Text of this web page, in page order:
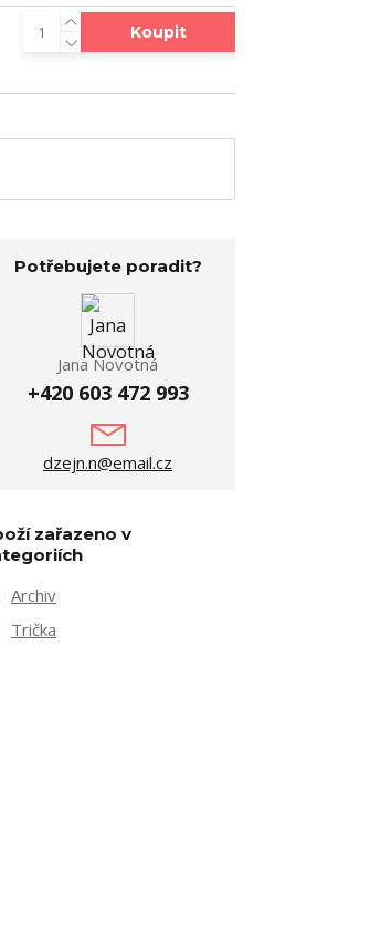
Koupit
Potřebujete poradit?
Jana Novotná
+420 603 472 993
dzejn.n@email.cz
zařazeno v
Archiv
Trička